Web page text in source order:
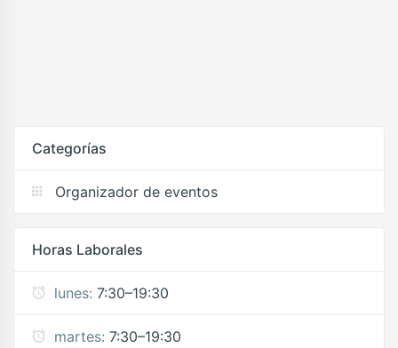
Categorías
Organizador de eventos
Horas Laborales
lunes: 7:30–19:30
martes: 7:30–19:30